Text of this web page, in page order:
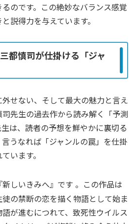
のです。この絶妙なバランス感覚
説得力を与えています。
都慎司が仕掛ける「ジャ
せない、そして最大の魅力と言え
先生の過去作から読み解く「予測
は、読者の予想を鮮やかに裏切る
うなれば「ジャンルの罠」を仕掛
います。
しいきみへ』です 。この作品は
の禁断の恋を描く物語として始ま
が進むにつれて、致死性ウイルス